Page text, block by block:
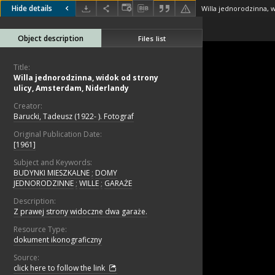
Hide details
Object description Files list
Title:
Willa jednorodzinna, widok od strony
ulicy, Amsterdam, Niderlandy
Creator:
Barucki, Tadeusz (1922- ). Fotograf
Original Publication Date:
[1961]
Subject and Keywords:
BUDYNKI MIESZKALNE ; DOMY
JEDNORODZINNE ; WILLE ; GARAŻE
Description:
Z prawej strony widoczne dwa garaże.
Resource Type:
dokument ikonograficzny
Source:
click here to follow the link